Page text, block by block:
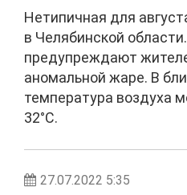
Нетипичная для
в Челябинской
предупреждают
аномальной жаре. В
температура воздуха
32°С.
27.07.2022 5:35